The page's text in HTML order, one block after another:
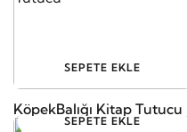
SEPETE EKLE
KöpekBalığı Kitap Tutucu
SEPETE EKLE